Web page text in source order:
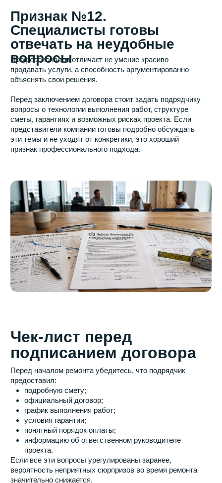
Вас могут заинтересовать
следующие услуги
Почта:
info-ivremont@mail.ru
Адрес:
г. Москва, Задонский проезд, д.32 к.2,
каб.3
Остались вопросы?
Заполните форму и мы свяжемся с
вами в ближайшее время
+7
Я даю согласие на обработку моих персональных данных
в соответствии сполитикой обработки персональных
данных